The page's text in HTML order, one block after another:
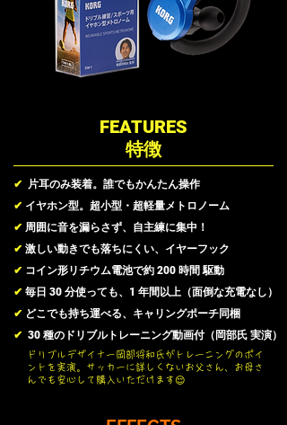
FEATURES
​特徴
✔︎ 片耳のみ装着。誰でもかんたん操作
✔︎ イヤホン型。超小型・超軽量メトロノーム
✔︎ 周囲に音を漏らさず、自主練に集中！
✔︎ 激しい動きでも落ちにくい、イヤーフック
✔︎ コイン形リチウム電池で約 200 時間 駆動
✔︎ 毎日 30 分使っても、1 年間以上（面倒な充電なし）
✔︎ どこでも持ち運べる、キャリングポーチ同梱
✔︎ 30 種のドリブルトレーニング動画付（岡部氏 実演）
ドリブルデザイナー岡部将和氏がトレーニングのポイ
ントを実演。サッカーに詳しくないお父さん、お母さ
んでも安心して購入いただけます😌